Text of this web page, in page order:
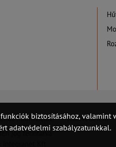
információk Adatvédelem
jog fenntarva
biztosításához,
adatvédelmi szabályzatunkkal.